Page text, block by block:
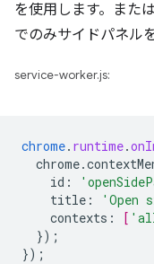
を使用します。または
でのみサイドパネル
service-worker.js:
chrome. runtime.
id :
title : 'Open
contexts : [
});
});